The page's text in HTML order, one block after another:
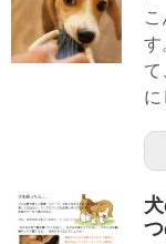
す
て
に